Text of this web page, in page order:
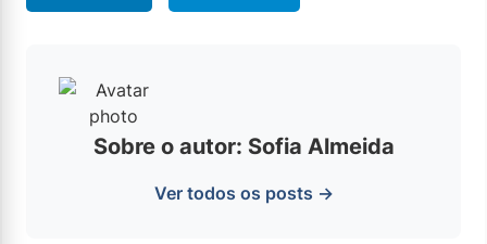
Sobre o autor: Sofia Almeida
Ver todos os posts →